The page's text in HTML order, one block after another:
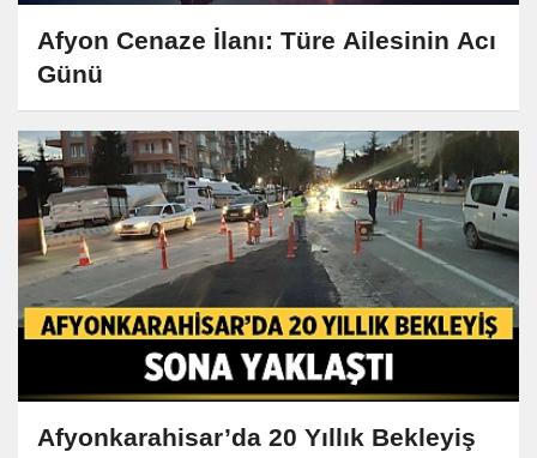
Afyon Cenaze İlanı: Türe Ailesinin Acı
Günü
Afyonkarahisar’da 20 Yıllık Bekleyiş